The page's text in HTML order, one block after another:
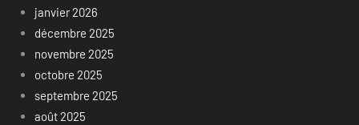
janvier 2026
décembre 2025
novembre 2025
octobre 2025
septembre 2025
août 2025